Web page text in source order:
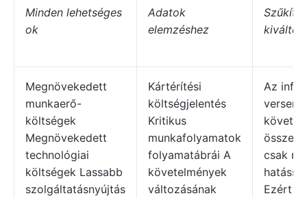
Minden lehetséges
ok
Adatok
elemzéshez
kiváltó
Megnövekedett
munkaerő-
költségek
Megnövekedett
technológiai
költségek Lassabb
szolgáltatásnyújtás
Kártérítési
költségjelentés
Kritikus
munkafolyamatok
folyamatábrái A
követelmények
változásának
Az
verseny
csak
Ezért